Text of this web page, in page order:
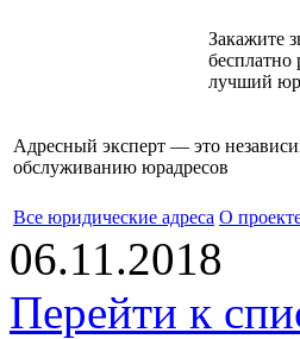
Закажите
бесплатно
лучший
Адресный эксперт — это
обслуживанию юрадресов
Все юридические адреса О
06.11.2018
Перейти к